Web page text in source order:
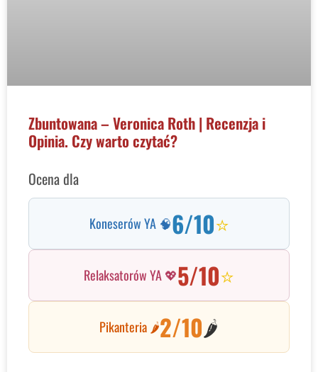
Zbuntowana – Veronica Roth | Recenzja i
Opinia. Czy warto czytać?
Ocena dla
Koneserów YA 🧠6/10⭐
Relaksatorów YA 💖5/10⭐
Pikanteria 🌶️2/10🌶️